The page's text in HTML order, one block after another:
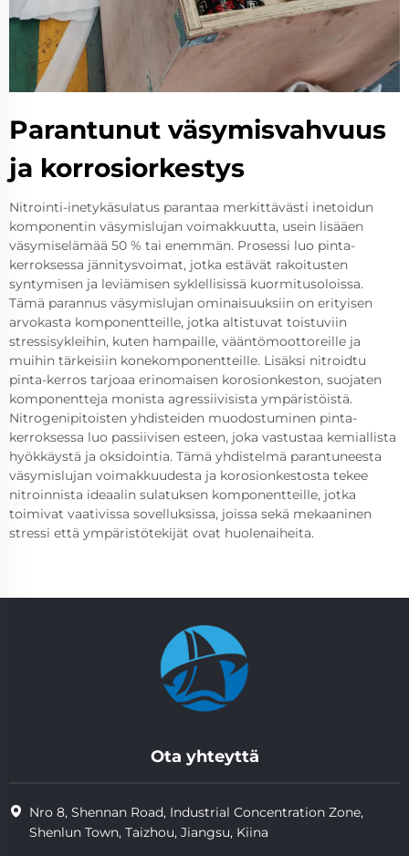
Parantunut väsymisvahvuus
ja korrosiorkestys
Nitrointi-inetykäsulatus parantaa merkittävästi inetoidun
komponentin väsymislujan voimakkuutta, usein lisääen
väsymiselämää 50 % tai enemmän. Prosessi luo pinta-
kerroksessa jännitysvoimat, jotka estävät rakoitusten
syntymisen ja leviämisen syklellisissä kuormitusoloissa.
Tämä parannus väsymislujan ominaisuuksiin on erityisen
arvokasta komponentteille, jotka altistuvat toistuviin
stressisykleihin, kuten hampaille, vääntömoottoreille ja
muihin tärkeisiin konekomponentteille. Lisäksi nitroidtu
pinta-kerros tarjoaa erinomaisen korosionkeston, suojaten
komponentteja monista agressiivisista ympäristöistä.
Nitrogenipitoisten yhdisteiden muodostuminen pinta-
kerroksessa luo passiivisen esteen, joka vastustaa kemiallista
hyökkäystä ja oksidointia. Tämä yhdistelmä parantuneesta
väsymislujan voimakkuudesta ja korosionkestosta tekee
nitroinnista ideaalin sulatuksen komponentteille, jotka
toimivat vaativissa sovelluksissa, joissa sekä mekaaninen
stressi että ympäristötekijät ovat huolenaiheita.
Ota yhteyttä
Nro 8, Shennan Road, Industrial Concentration Zone,
Shenlun Town, Taizhou, Jiangsu, Kiina